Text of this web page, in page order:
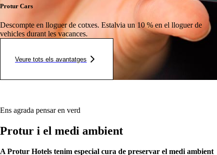
Protur Cars
Descompte en lloguer de cotxes. Estalvia un 10 % en el lloguer de
vehicles durant les vacances.
Veure tots els avantatges
Ens agrada pensar en verd
Protur i el medi ambient
A Protur Hotels tenim especial cura de preservar el medi ambient